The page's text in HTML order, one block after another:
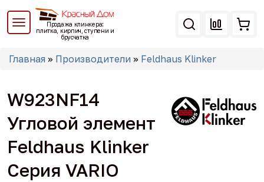
Перейти
основному
Продажа клинкера:
плитка, кирпич, ступени и
брусчатка
Вы
Главная » Производители » Feldhaus Klinker
W923NF14
Угловой элемент
Feldhaus Klinker
Серия VARIO